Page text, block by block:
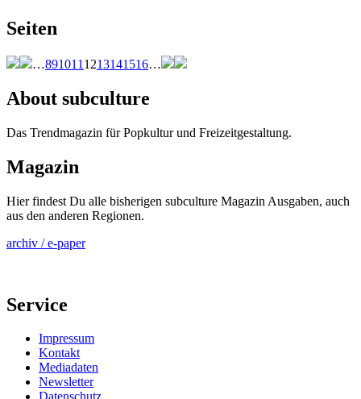
Seiten
…891011 1213141516…
About subculture
Das Trendmagazin für Popkultur und Freizeitgestaltung.
Magazin
Hier findest Du alle bisherigen subculture Magazin Ausgaben, auch
aus den anderen Regionen.
archiv / e-paper
Service
Impressum
Kontakt
Mediadaten
Newsletter